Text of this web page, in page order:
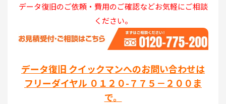
データ復旧のご依頼・費用のご確認などお気軽にご相談
ください。
データ復旧 クイックマンへのお問い合わせは
フリーダイヤル ０１２０-７７５－２００ま
で。